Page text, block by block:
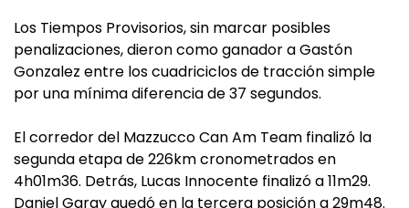
Los Tiempos Provisorios, sin marcar posibles
penalizaciones, dieron como ganador a Gastón
Gonzalez entre los cuadriciclos de tracción simple
por una mínima diferencia de 37 segundos.
El corredor del Mazzucco Can Am Team finalizó la
segunda etapa de 226km cronometrados en
4h01m36. Detrás, Lucas Innocente finalizó a 11m29.
Daniel Garay quedó en la tercera posición a 29m48.